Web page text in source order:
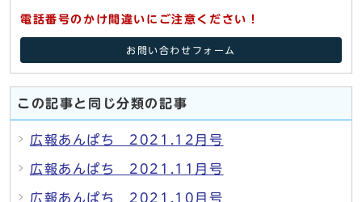
電話番号のかけ間違いにご注意ください！
お問い合わせフォーム
この記事と同じ分類の記事
広報あんぱち 2021.12月号
広報あんぱち 2021.11月号
広報あんぱち 2021.10月号